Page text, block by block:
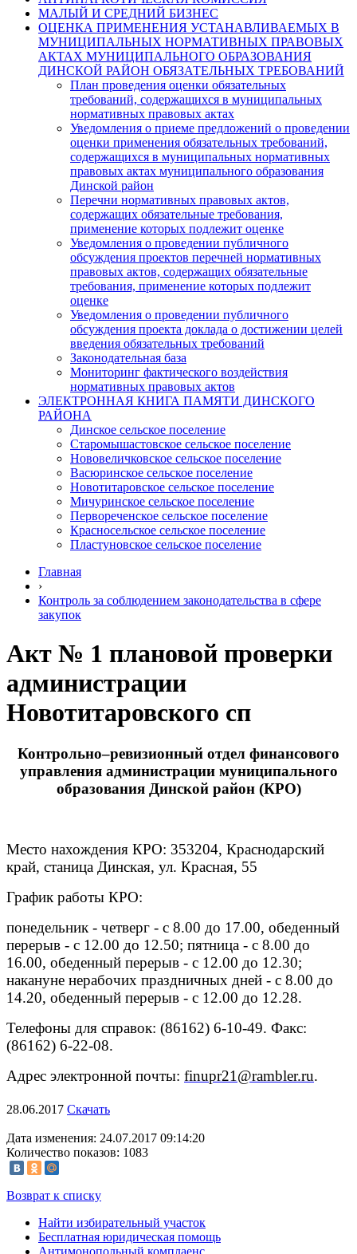
МАЛЫЙ И СРЕДНИЙ БИЗНЕС
ОЦЕНКА ПРИМЕНЕНИЯ УСТАНАВЛИВАЕМЫХ В
МУНИЦИПАЛЬНЫХ НОРМАТИВНЫХ ПРАВОВЫХ
АКТАХ МУНИЦИПАЛЬНОГО ОБРАЗОВАНИЯ
ДИНСКОЙ РАЙОН ОБЯЗАТЕЛЬНЫХ ТРЕБОВАНИЙ
План проведения оценки обязательных
требований, содержащихся в муниципальных
нормативных правовых актах
Уведомления о приеме предложений о проведении
оценки применения обязательных требований,
содержащихся в муниципальных нормативных
правовых актах муниципального образования
Динской район
Перечни нормативных правовых актов,
содержащих обязательные требования,
применение которых подлежит оценке
Уведомления о проведении публичного
обсуждения проектов перечней нормативных
правовых актов, содержащих обязательные
требования, применение которых подлежит
оценке
Уведомления о проведении публичного
обсуждения проекта доклада о достижении целей
введения обязательных требований
Законодательная база
Мониторинг фактического воздействия
нормативных правовых актов
ЭЛЕКТРОННАЯ КНИГА ПАМЯТИ ДИНСКОГО
РАЙОНА
Динское сельское поселение
Старомышастовское сельское поселение
Нововеличковское сельское поселение
Васюринское сельское поселение
Новотитаровское сельское поселение
Мичуринское сельское поселение
Первореченское сельское поселение
Красносельское сельское поселение
Пластуновское сельское поселение
Главная
›
Контроль за соблюдением законодательства в сфере
закупок
Акт № 1 плановой проверки
администрации
Новотитаровского сп
Контрольно–ревизионный отдел финансового
управления администрации муниципального
образования Динской район (КРО)
Место нахождения КРО: 353204, Краснодарский
край, станица Динская, ул. Красная, 55
График работы КРО:
понедельник - четверг - с 8.00 до 17.00, обеденный
перерыв - с 12.00 до 12.50; пятница - с 8.00 до
16.00, обеденный перерыв - с 12.00 до 12.30;
накануне нерабочих праздничных дней - с 8.00 до
14.20, обеденный перерыв - с 12.00 до 12.28.
Телефоны для справок: (86162) 6-10-49. Факс:
(86162) 6-22-08.
Адрес электронной почты: finupr21@rambler.ru.
28.06.2017 Скачать
Дата изменения: 24.07.2017 09:14:20
Количество показов: 1083
Возврат к списку
Найти избирательный участок
Бесплатная юридическая помощь